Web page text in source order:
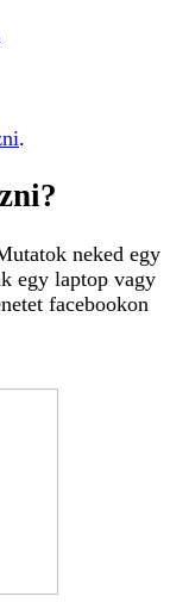
.
neked egy
egy laptop vagy
facebookon